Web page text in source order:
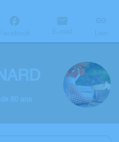
Facebook E-mail Lien
60 ans